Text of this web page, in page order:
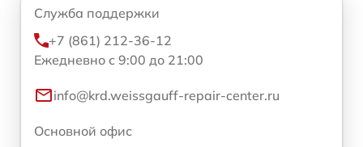
Служба поддержки
+7 (861) 212-36-12
Ежедневно с 9:00 до 21:00
info@krd.weissgauff-repair-center.ru
Основной офис